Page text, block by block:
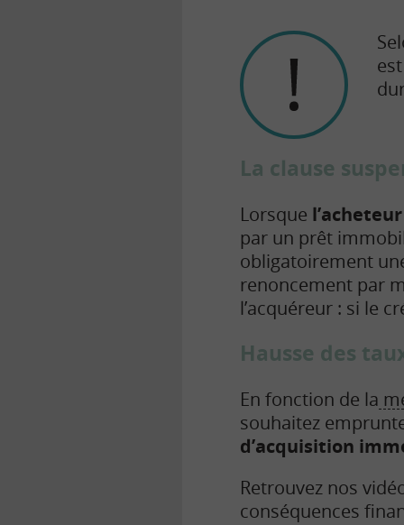
La clause
Lorsque
par un prêt
obligatoirement
renoncement par
l’acquéreur : si le
Hausse des
En fonction de la
souhaitez
d’acquisition
Retrouvez nos
conséquences